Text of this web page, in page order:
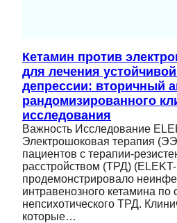
Кетамин против
для лечения
депрессии: вторичный
рандомизированного
исследования
Важность Исследование
Электрошоковая терапия
пациентов с терапии-
расстройством (ТРД)
продемонстрировало
интравенозного кетамина
непсихотического ТРД.
которые…